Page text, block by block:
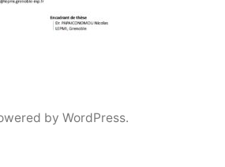
by WordPress.